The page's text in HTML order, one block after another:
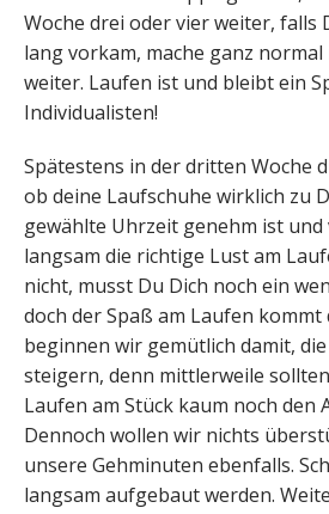
Woche drei oder vier weiter, falls
lang vorkam, mache ganz normal
weiter. Laufen ist und bleibt ein
Individualisten!
Spätestens in der dritten Woche
ob deine Laufschuhe wirklich zu
gewählte Uhrzeit genehm ist und
langsam die richtige Lust am
nicht, musst Du Dich noch ein
doch der Spaß am Laufen kommt
beginnen wir gemütlich damit,
steigern, denn mittlerweile
Laufen am Stück kaum noch den
Dennoch wollen wir nichts
unsere Gehminuten ebenfalls.
langsam aufgebaut werden.